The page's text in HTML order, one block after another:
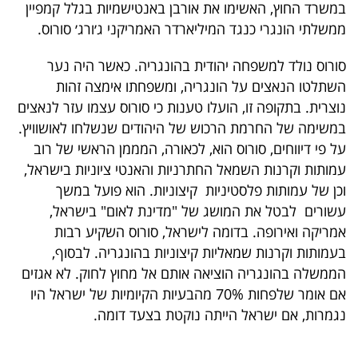
במשרד החוץ, האשימו את אורבן באנטישמיות בגלל קמפיין
ממשלתי הונגרי כנגד המיליארדר האמריקני ג׳ורג׳ סורוס.
סורוס נולד למשפחה יהודית בהונגריה. כאשר היה נער
השתלטו הנאצים על הונגריה, ומשפחתו אימצה זהות
נוצרית. בתקופה זו, הועלו טענות כי סורוס עצמו עזר לנאצים
במשימה של החרמת הרכוש של היהודים שנשלחו לאושוויץ.
על פי דיווחים, סורוס הוא, לכאורה, המממן הראשי של רוב
עמותות וקרנות השמאל החתרניות והאנטי ציוניות בישראל,
וכן של עמותות פלסטיניות קיצוניות. הוא פועל במשך
עשורים לבטל את המושג של "מדינת לאום" בישראל,
אמריקה ואירופה. בדומה לישראל, סורוס השקיע רבות
בעמותות וקרנות שמאליות קיצוניות בהונגריה. לבסוף,
הממשלה בהונגריה הוציאה אותם אל מחוץ לחוק. לא אגזים
אם אומר שלפחות 70% מהבעיות הקיומיות של ישראל היו
נגמרות, אם ישראל הייתה נוקטת בצעד דומה.